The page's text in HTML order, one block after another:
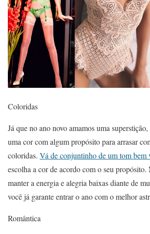
Coloridas
Já que no ano novo amamos uma
uma cor com algum propósito para arrasar
coloridas. Vá de conjuntinho de um tom bem
escolha a cor de acordo com o seu
manter a energia e alegria baixas diante de
você já garante entrar o ano com o melhor
Romântica